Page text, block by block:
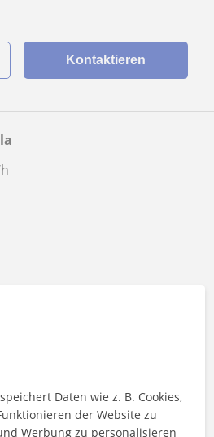
Kontaktieren
de la rehabilitación
y traumatología. Hago
Daten wie z. B. Cookies,
der Website zu
Werbung zu personalisieren